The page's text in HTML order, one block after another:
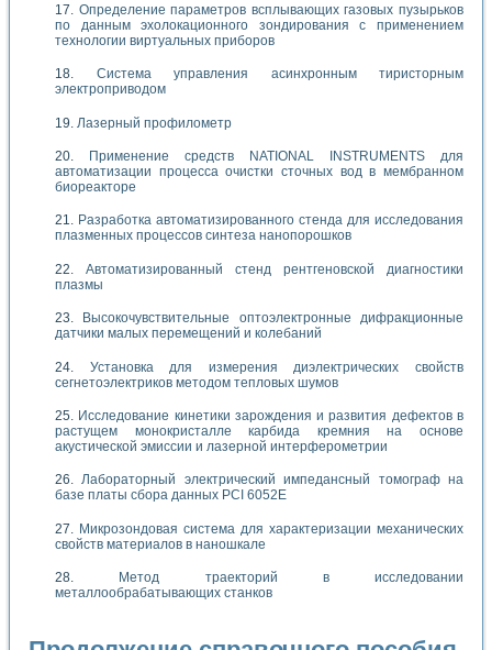
Определение параметров всплывающих газовых пузырьков
по данным эхолокационного зондирования с применением
технологии виртуальных приборов
Система управления асинхронным тиристорным
электроприводом
Лазерный профилометр
Применение средств NATIONAL INSTRUMENTS для
автоматизации процесса очистки сточных вод в мембранном
биореакторе
Разработка автоматизированного стенда для исследования
плазменных процессов синтеза нанопорошков
Автоматизированный стенд рентгеновской диагностики
плазмы
Высокочувствительные оптоэлектронные дифракционные
датчики малых перемещений и колебаний
Установка для измерения диэлектрических свойств
сегнетоэлектриков методом тепловых шумов
Исследование кинетики зарождения и развития дефектов в
растущем монокристалле карбида кремния на основе
акустической эмиссии и лазерной интерферометрии
Лабораторный электрический импедансный томограф на
базе платы сбора данных PCI 6052E
Микрозондовая система для характеризации механических
свойств материалов в наношкале
Метод траекторий в исследовании
металлообрабатывающих станков